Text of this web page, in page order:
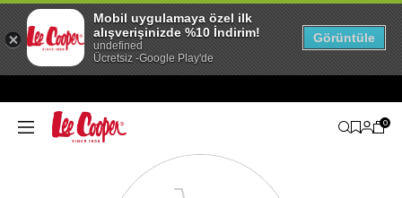
0
Mobil uygulamaya özel ilk
alışverişinizde %10 İndirim!
undefined
Ücretsiz -Google Play'de
Görüntüle